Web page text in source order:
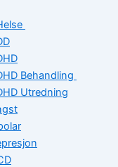
Behandling
Utredning